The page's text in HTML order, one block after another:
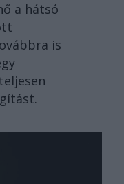
a hátsó
is